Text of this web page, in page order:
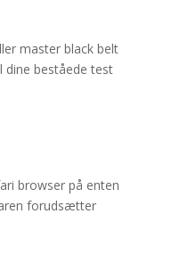
master black belt
dine beståede test
browser på enten
forudsætter